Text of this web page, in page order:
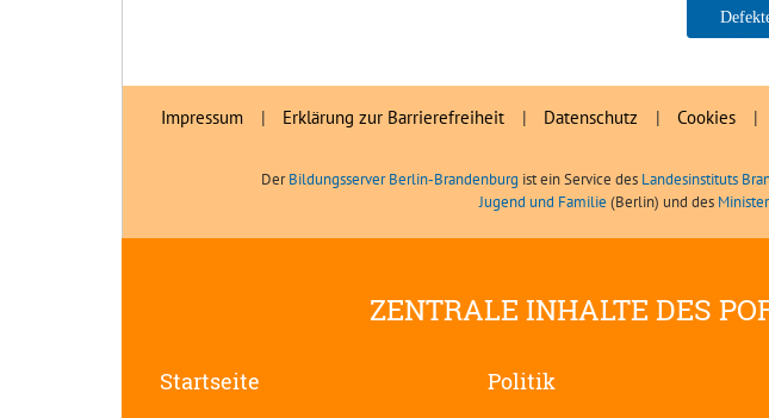
Toralf
Impressum | Erklärung zur Barrierefreiheit | Datenschutz | Cookies |
DerBildungsserver Berlin-Brandenburg ist ein Service des Landesinstituts
Jugend und Familie (Berlin) und des
ZENTRALE INHALTE DES
Startseite Politik